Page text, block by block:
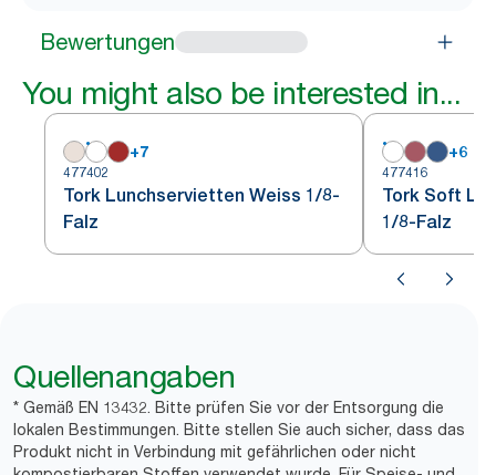
Bewertungen
You might also be interested in...
+7
477402
Tork Lunchservietten Weiss 1/8-
Falz
+6
477416
Tork Soft
1/8-Falz
Quellenangaben
* Gemäß EN 13432. Bitte prüfen Sie vor der Entsorgung die
lokalen Bestimmungen. Bitte stellen Sie auch sicher, dass das
Produkt nicht in Verbindung mit gefährlichen oder nicht